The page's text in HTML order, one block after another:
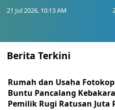
21 Jul 2026, 10:13 AM
Berita Terkini
Rumah dan Usaha
Buntu Pancalang
Pemilik Rugi Ratusan Juta